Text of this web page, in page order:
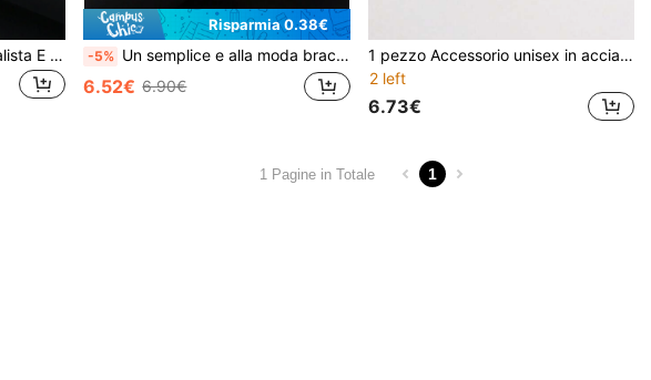
1 Pezzo Braccialetto Minimalista E Alla Moda Con Design A Tre Corone In Acciaio Inox Dorato
Risparmia 0.38€
-5% Un semplice e alla moda braccialetto con tre corone in acciaio inossidabile color oro
6.52€ 6.90€
1 pezzo Accessorio unisex in acciaio inossidabile con design a tripla corona multicolore, adatto per uso quotidiano, feste, vacanze e regali
2 left
6.73€
1 Pagine in Totale 1